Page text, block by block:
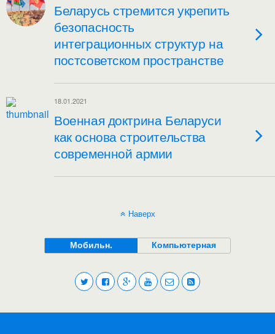
Беларусь стремится укрепить
безопасность
интеграционных структур на
постсоветском пространстве
18.01.2021
Военная доктрина Беларуси
как основа строительства
современной армии
Наверх
Мобильн. Компьютерная